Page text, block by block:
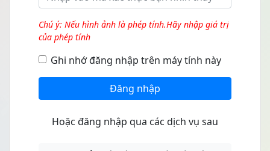
Chú ý: Nếu hình ảnh là phép tính.Hãy nhập giá trị
của phép tính
Ghi nhớ đăng nhập trên máy tính này
Đăng nhập
Hoặc đăng nhập qua các dịch vụ sau